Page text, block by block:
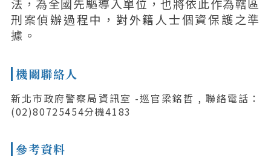
法，為全國先驅導入單位，也將依此作為轄區
刑案偵辦過程中，對外籍人士個資保護之準
據。
機關聯絡人
新北市政府警察局資訊室 -巡官梁銘哲 , 聯絡電話：
(02)80725454分機4183
參考資料